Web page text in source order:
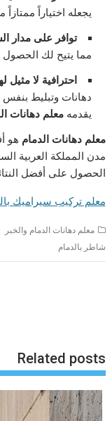
يجعله اختياراً
توافر على مدار
مما يتيح لك
احترافية لا مثيل
دهانات وتبليط بنفس
يقدمهمعلم دهانات
معلم دهانات الدمام هو
مدن المملكة العربية
الحصول على أفضل
معلم تركيب سيراميك
معلم دهانات الدمام والخبر
شاطر بالدمام
Related posts